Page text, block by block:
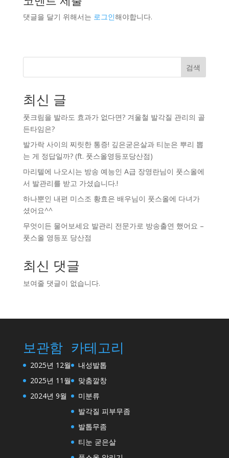
댓글을 달기 위해서는 로그인해야합니다.
검색
최신 글
풋크림을 발라도 효과가 없다면? 겨울철 발각질 관리의 골
든타임은?
발가락 사이의 찌릿한 통증! 깊은굳은살과 티눈은 뿌리 뽑
는 게 정답일까? (ft. 풋스올영등포당산점)
마리텔에 나오시는 방송 예능인 A급 장영란님이 풋스올에
서 발관리를 받고 가셨습니다.!
하나뿐인 내편 미스조 황효은 배우님이 풋스올에 다녀가
셨어요^^
무엇이든 물어보세요 발관리 전문가로 방송출연 했어요 –
풋스올 영등포 당산점
최신 댓글
보여줄 댓글이 없습니다.
보관함
2025년 12월
2025년 11월
2024년 9월
카테고리
내성발톱
맞춤깔창
미분류
발각질 피부무좀
발톱무좀
티눈 굳은살